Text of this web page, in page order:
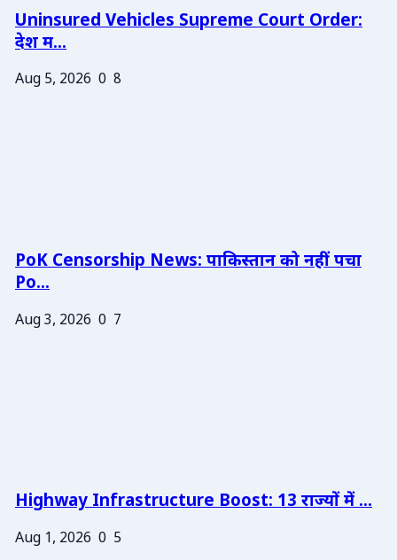
Uninsured Vehicles Supreme Court Order:
देश म...
Aug 5, 2026 0 8
PoK Censorship News: पाकिस्तान को नहीं पचा
Po...
Aug 3, 2026 0 7
Highway Infrastructure Boost: 13 राज्यों में ...
Aug 1, 2026 0 5